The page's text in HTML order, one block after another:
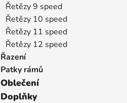
Řetězy 9 speed
Řetězy 10 speed
Řetězy 11 speed
Řetězy 12 speed
Řazení
Patky rámů
Oblečení
Doplňky